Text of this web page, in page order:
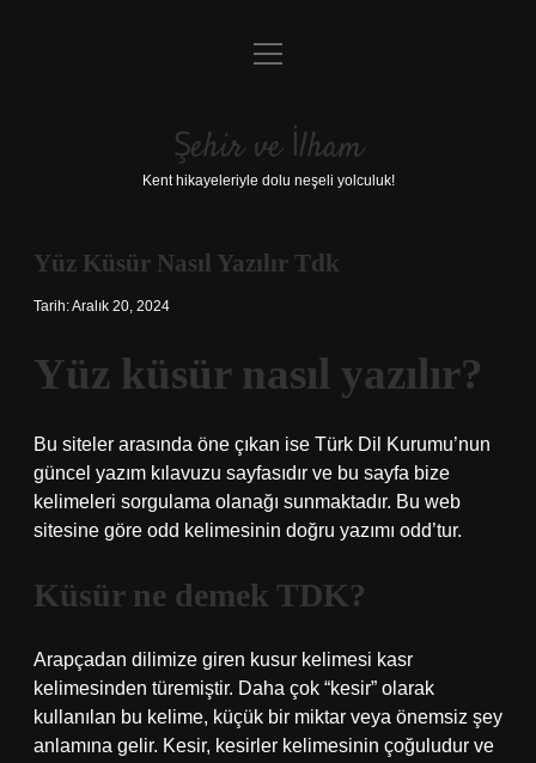
Anasayfa
Yasal Uyarı
menüyü
Şehir ve İlham
Kent hikayeleriyle dolu neşeli yolculuk!
Yüz Küsür Nasıl Yazılır Tdk
Tarih: Aralık 20, 2024
Yüz küsür nasıl yazılır?
Bu siteler arasında öne çıkan ise Türk Dil Kurumu’nun
güncel yazım kılavuzu sayfasıdır ve bu sayfa bize
kelimeleri sorgulama olanağı sunmaktadır. Bu web
sitesine göre odd kelimesinin doğru yazımı odd’tur.
Küsür ne demek TDK?
Arapçadan dilimize giren kusur kelimesi kasr
kelimesinden türemiştir. Daha çok “kesir” olarak
kullanılan bu kelime, küçük bir miktar veya önemsiz şey
anlamına gelir. Kesir, kesirler kelimesinin çoğuludur ve